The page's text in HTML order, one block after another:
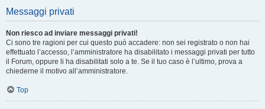
Messaggi privati
Non riesco ad inviare messaggi privati!
Ci sono tre ragioni per cui questo può accadere: non sei registrato o non hai
effettuato l’accesso, l’amministratore ha disabilitato i messaggi privati per tutto
il Forum, oppure li ha disabilitati solo a te. Se il tuo caso è l’ultimo, prova a
chiederne il motivo all’amministratore.
Top